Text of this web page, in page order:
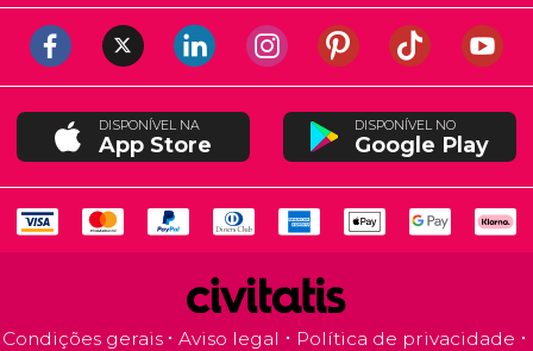
DISPONÍVEL NA
App Store
DISPONÍVEL NO
Google Play
Condições gerais Aviso legal
Política de privacidade